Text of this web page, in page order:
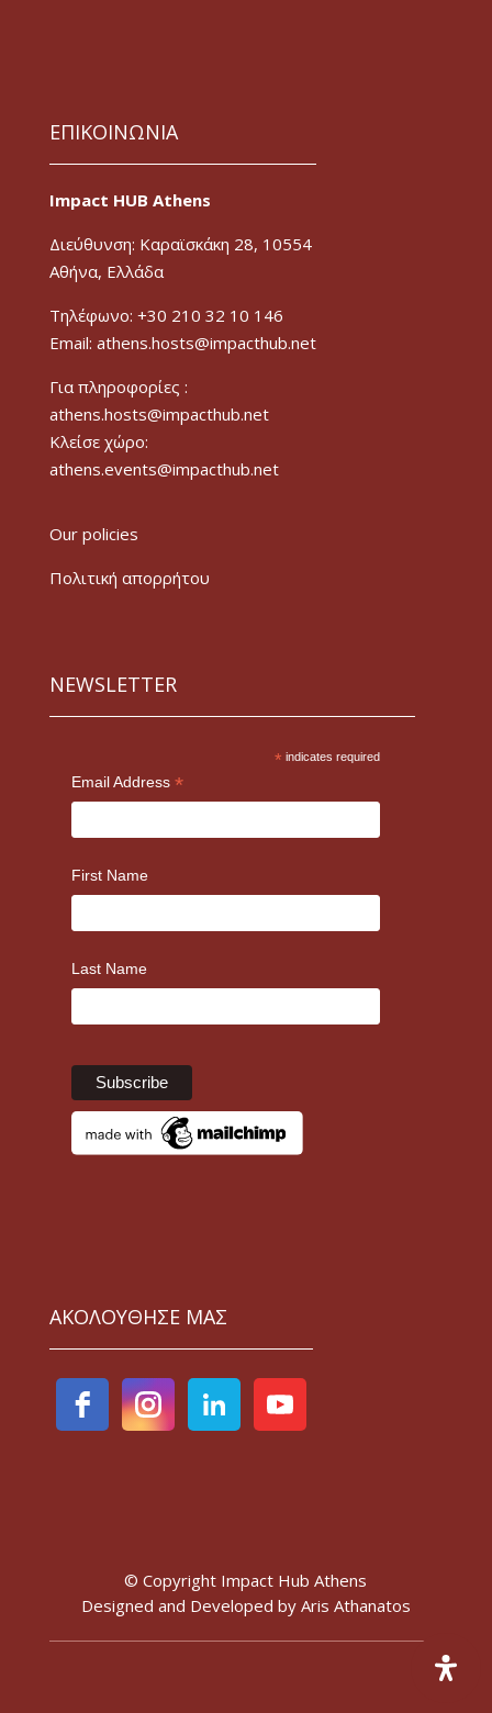
ΕΠΙΚΟΙΝΩΝΙΑ
Impact HUB Athens
Διεύθυνση: Καραϊσκάκη 28, 10554
Αθήνα, Ελλάδα
Τηλέφωνο: +30 210 32 10 146
Email: athens.hosts@impacthub.net
Για πληροφορίες :
athens.hosts@impacthub.net
Κλείσε χώρο:
athens.events@impacthub.net
Our policies
Πολιτική απορρήτου
NEWSLETTER
* indicates required
Email Address *
First Name
Last Name
ΑΚΟΛΟΥΘΗΣΕ ΜΑΣ
© Copyright Impact Hub Athens
Designed and Developed by Aris Athanatos